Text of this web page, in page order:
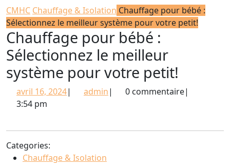
BUTTON
CMHC Chauffage & Isolation Chauffage pour bébé :
Sélectionnez le meilleur système pour votre petit!
Chauffage pour bébé :
Sélectionnez le meilleur
système pour votre petit!
avril 16, 2024avril
| adminadmin
| 0 commentaire|
3:54 pm
Categories:
Chauffage & Isolation